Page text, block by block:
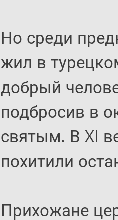
Но среди
жил в
добрый
подбросив в
святым. В XI
похитили
Прихожане